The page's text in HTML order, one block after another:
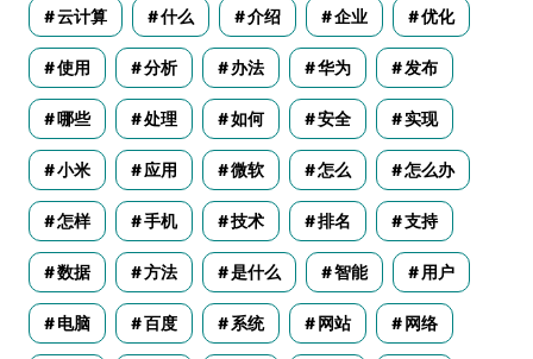
云计算 什么 介绍 企业 优化
使用 分析 办法 华为 发布
哪些 处理 如何 安全 实现
小米 应用 微软 怎么 怎么办
怎样 手机 技术 排名 支持
数据 方法 是什么 智能 用户
电脑 百度 系统 网站 网络